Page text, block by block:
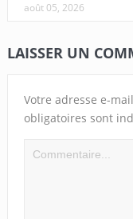
août 05, 2026
LAISSER UN
Votre adresse e-
obligatoires sont